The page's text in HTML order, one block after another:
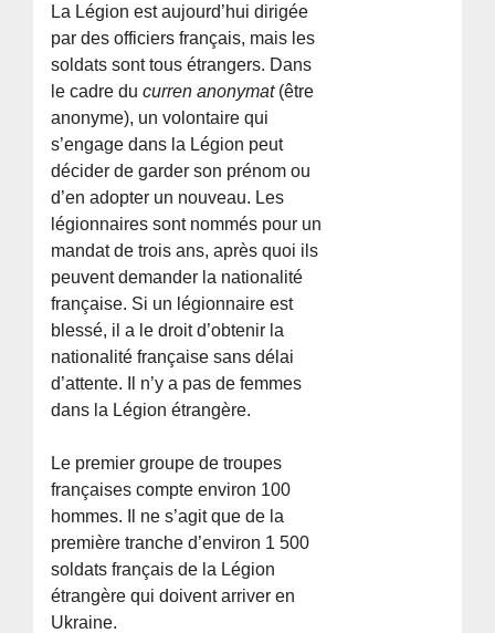
La Légion est aujourd’hui dirigée
par des officiers français, mais les
soldats sont tous étrangers. Dans
le cadre ducurren anonymat (être
anonyme), un volontaire qui
s’engage dans la Légion peut
décider de garder son prénom ou
d’en adopter un nouveau. Les
légionnaires sont nommés pour un
mandat de trois ans, après quoi ils
peuvent demander la nationalité
française. Si un légionnaire est
blessé, il a le droit d’obtenir la
nationalité française sans délai
d’attente. Il n’y a pas de femmes
dans la Légion étrangère.
Le premier groupe de troupes
françaises compte environ 100
hommes. Il ne s’agit que de la
première tranche d’environ 1 500
soldats français de la Légion
étrangère qui doivent arriver en
Ukraine.